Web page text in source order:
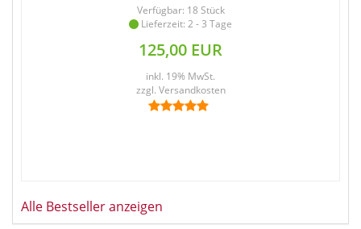
Verfügbar: 18 Stück
Lieferzeit: 2 - 3 Tage
125,00 EUR
inkl. 19% MwSt.
zzgl. Versandkosten
Alle Bestseller anzeigen